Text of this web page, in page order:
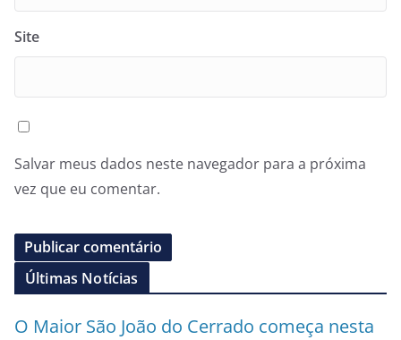
Site
Salvar meus dados neste navegador para a próxima
vez que eu comentar.
Últimas Notícias
O Maior São João do Cerrado começa nesta